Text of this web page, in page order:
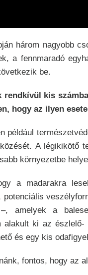
három nagyobb
a fennmaradó
be.
rendkívül kis
hogy az ilyen
például
A légikikötő
környezetbe
a madarakra
amelyek a
ki az
és egy kis
fontos, hogy az